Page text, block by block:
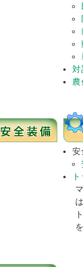
対
安